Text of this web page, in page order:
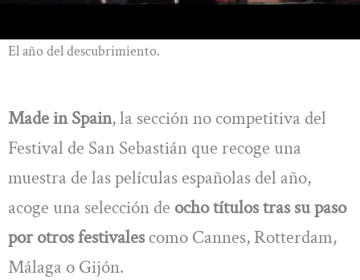
El año del descubrimiento.
Made in Spain, la sección no competitiva del
Festival de San Sebastián que recoge una
muestra de las películas españolas del año,
acoge una selección de ocho títulos tras su paso
por otros festivalescomo Cannes, Rotterdam,
Málaga o Gijón.